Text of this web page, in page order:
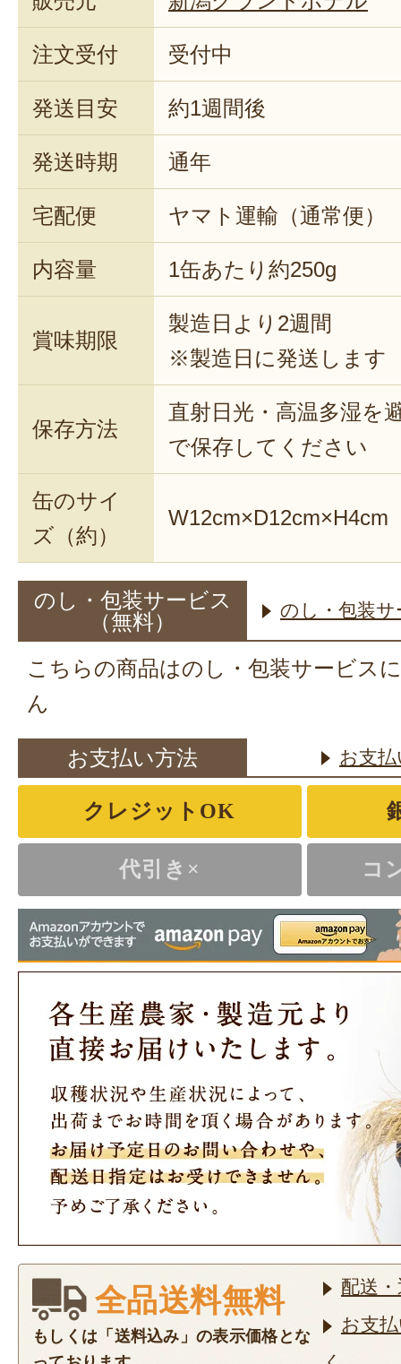
注文受付 受付中
発送目安 約1週間後
発送時期 通年
宅配便 ヤマト運輸（通常便）
内容量 1缶あたり約250g
賞味期限
製造日より2週間
※製造日に発送します
保存方法
直射日光・高温多湿を
で保存してください
缶のサイ
ズ（約）
W12cm×D12cm×H4cm
のし・包装サービス
（無料）
のし・包装
こちらの商品はのし・包装サービス
ん
お支払い方法 お支
クレジットOK
代引き× コ
全品送料無料
もしくは「送料込み」の表示価格とな
配送
お支